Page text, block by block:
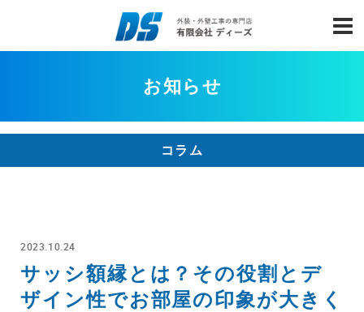
お知らせ
コラム
2023.10.24
サッシ額縁とは？その役割とデ
ザイン性でお部屋の印象が大きく